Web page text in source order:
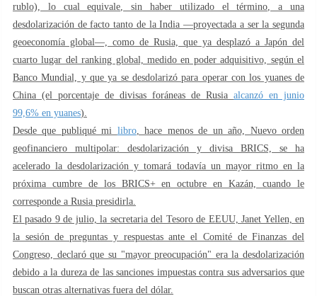
rublo), lo cual equivale, sin haber utilizado el término, a una
desdolarización de facto tanto de la India —proyectada a ser la segunda
geoeconomía global—, como de Rusia, que ya desplazó a Japón del
cuarto lugar del ranking global, medido en poder adquisitivo, según el
Banco Mundial, y que ya se desdolarizó para operar con los yuanes de
China (el porcentaje de divisas foráneas de Rusia alcanzó en junio
99,6% en yuanes).
Desde que publiqué mi libro, hace menos de un año, Nuevo orden
geofinanciero multipolar: desdolarización y divisa BRICS, se ha
acelerado la desdolarización y tomará todavía un mayor ritmo en la
próxima cumbre de los BRICS+ en octubre en Kazán, cuando le
corresponde a Rusia presidirla.
El pasado 9 de julio, la secretaria del Tesoro de EEUU, Janet Yellen, en
la sesión de preguntas y respuestas ante el Comité de Finanzas del
Congreso, declaró que su "mayor preocupación" era la desdolarización
debido a la dureza de las sanciones impuestas contra sus adversarios que
buscan otras alternativas fuera del dólar.